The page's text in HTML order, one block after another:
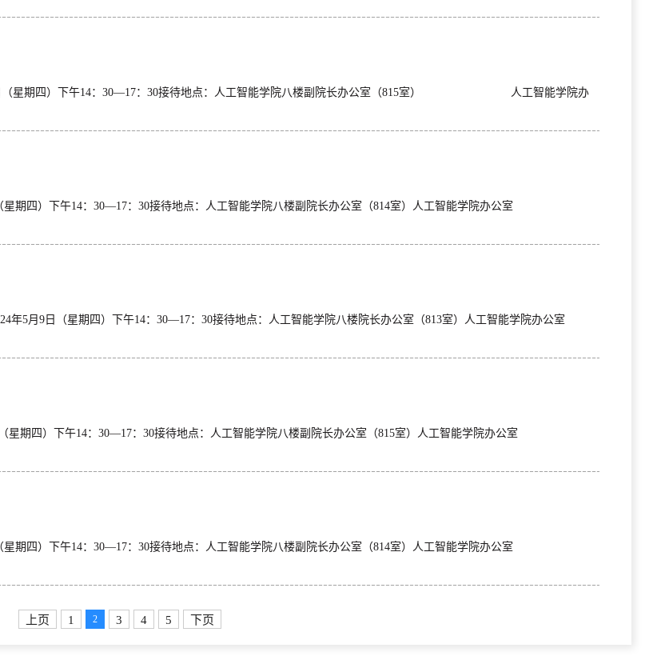
6日（星期四）下午14：30—17：30接待地点：人工智能学院八楼副院长办公室（815室） 人工智能学院办
日（星期四）下午14：30—17：30接待地点：人工智能学院八楼副院长办公室（814室）人工智能学院办公室
年5月9日（星期四）下午14：30—17：30接待地点：人工智能学院八楼院长办公室（813室）人工智能学院办公室
日（星期四）下午14：30—17：30接待地点：人工智能学院八楼副院长办公室（815室）人工智能学院办公室
日（星期四）下午14：30—17：30接待地点：人工智能学院八楼副院长办公室（814室）人工智能学院办公室
上页 1 2 3 4 5 下页